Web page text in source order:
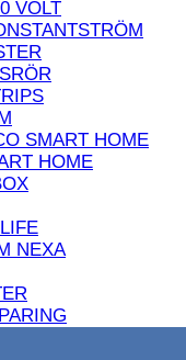
VOLT
SMART HOME
HOME
NEXA